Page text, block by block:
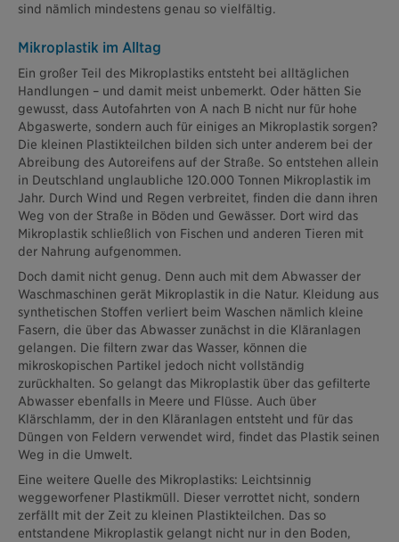
sind nämlich mindestens genau so vielfältig.
Mikroplastik im Alltag
Ein großer Teil des Mikroplastiks entsteht bei alltäglichen
Handlungen – und damit meist unbemerkt. Oder hätten Sie
gewusst, dass Autofahrten von A nach B nicht nur für hohe
Abgaswerte, sondern auch für einiges an Mikroplastik sorgen?
Die kleinen Plastikteilchen bilden sich unter anderem bei der
Abreibung des Autoreifens auf der Straße. So entstehen allein
in Deutschland unglaubliche 120.000 Tonnen Mikroplastik im
Jahr. Durch Wind und Regen verbreitet, finden die dann ihren
Weg von der Straße in Böden und Gewässer. Dort wird das
Mikroplastik schließlich von Fischen und anderen Tieren mit
der Nahrung aufgenommen.
Doch damit nicht genug. Denn auch mit dem Abwasser der
Waschmaschinen gerät Mikroplastik in die Natur. Kleidung aus
synthetischen Stoffen verliert beim Waschen nämlich kleine
Fasern, die über das Abwasser zunächst in die Kläranlagen
gelangen. Die filtern zwar das Wasser, können die
mikroskopischen Partikel jedoch nicht vollständig
zurückhalten. So gelangt das Mikroplastik über das gefilterte
Abwasser ebenfalls in Meere und Flüsse. Auch über
Klärschlamm, der in den Kläranlagen entsteht und für das
Düngen von Feldern verwendet wird, findet das Plastik seinen
Weg in die Umwelt.
Eine weitere Quelle des Mikroplastiks: Leichtsinnig
weggeworfener Plastikmüll. Dieser verrottet nicht, sondern
zerfällt mit der Zeit zu kleinen Plastikteilchen. Das so
entstandene Mikroplastik gelangt nicht nur in den Boden,